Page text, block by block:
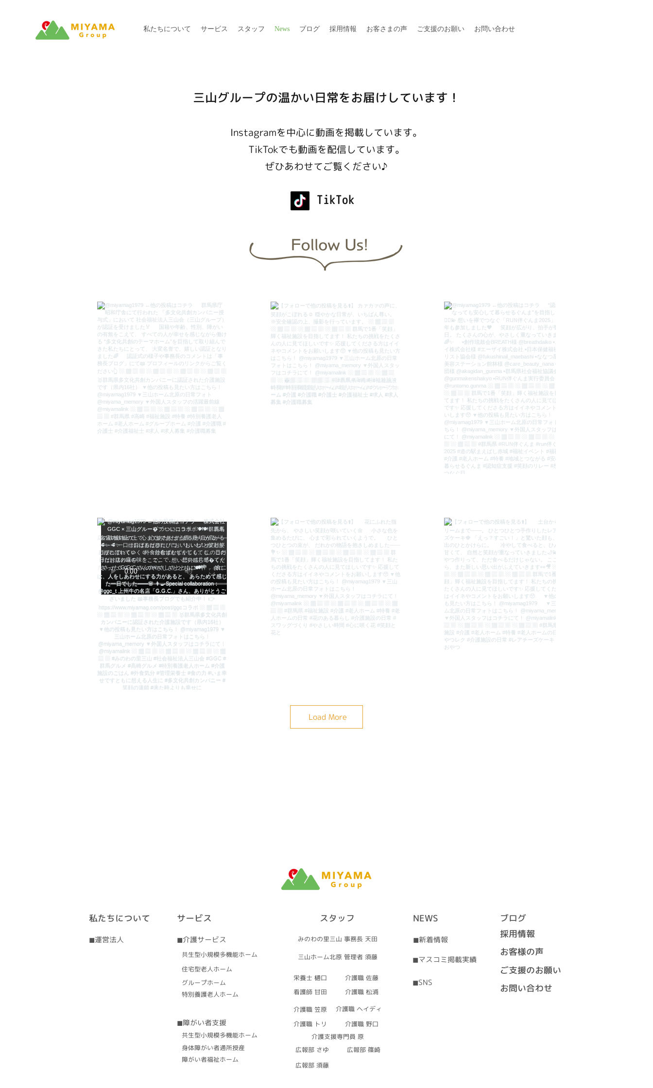
私たちについて サービス スタッフ News ブログ 採用情報 お客さまの声 ご支援のお願い お問い合わせ
三山グループの温かい日常をお届けしています！
Instagramを中心に動画を掲載しています。
TikTokでも動画を配信しています。
ぜひあわせてご覧ください♪
TikTok
Load More
私たちについて
◼︎運営法人
サービス
◼︎介護サービス
​共生型小規模多機能ホーム
住宅型老人ホーム
グループホーム
特別養護老人ホーム
◼︎障がい者支援
​共生型小規模多機能ホーム
身体障がい者通所授産
障がい者福祉ホーム
スタッフ
みのわの里三山 事務長 天田
三山ホーム北原 管理者 須藤
​栄養士 樋口
​看護師 甘田
介護職 笠原
介護職 トリ
介護職 佐藤
介護職 松浦
介護職 ヘイディ
介護職 野口
NEWS
◼︎新着情報
◼︎マスコミ掲載実績
◼︎SNS
ブログ
採用情報
お客様の声
ご支援のお願い
お問い合わせ
介護支援専門員 原
広報部 さゆ
広報部 篠崎
広報部 須藤